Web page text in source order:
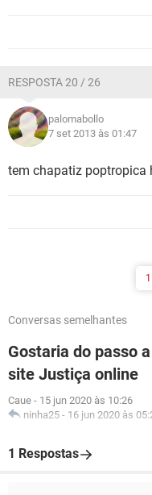
RESPOSTA 20 / 26
palomabollo
7 set 2013 às 01:47
tem chapatiz poptropica
1
Conversas semelhantes
Gostaria do passo
site Justiça online
Caue - 15 jun 2020 às 10:26
ninha25 - 16 jun 2020 às
1 Respostas